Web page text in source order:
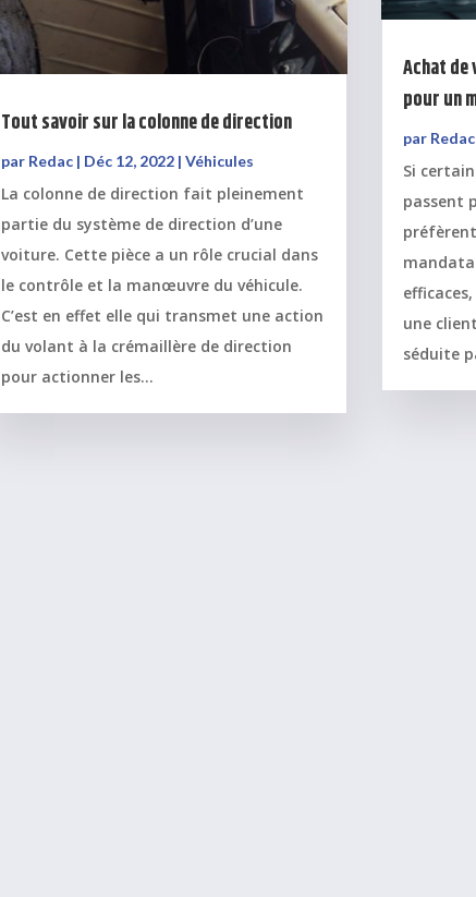
Tout savoir sur la colonne de direction
par Redac| Déc 12, 2022| Véhicules
La colonne de direction fait pleinement
partie du système de direction d’une
voiture. Cette pièce a un rôle crucial dans
le contrôle et la manœuvre du véhicule.
C’est en effet elle qui transmet une action
du volant à la crémaillère de direction
pour actionner les...
Achat
pour un
par Redac
Si
passent
une
séduite